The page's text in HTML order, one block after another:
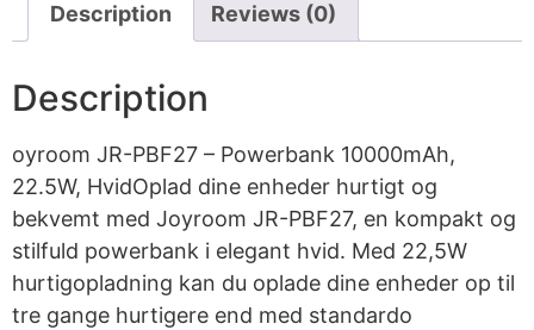
Description Reviews (0)
Description
oyroom JR-PBF27 – Powerbank 10000mAh,
22.5W, HvidOplad dine enheder hurtigt og
bekvemt med Joyroom JR-PBF27, en kompakt og
stilfuld powerbank i elegant hvid. Med 22,5W
hurtigopladning kan du oplade dine enheder op til
tre gange hurtigere end med standardo